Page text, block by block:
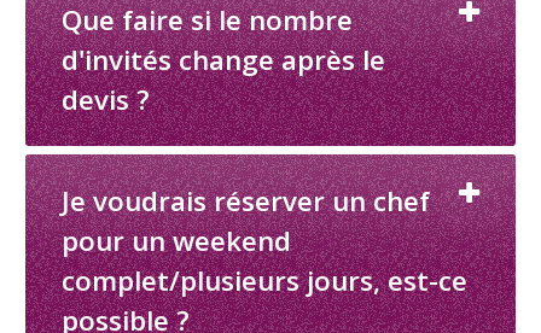
Que faire si le nombre
d'invités change après le
devis ?
Je voudrais réserver un chef
pour un weekend
complet/plusieurs jours, est-ce
possible ?